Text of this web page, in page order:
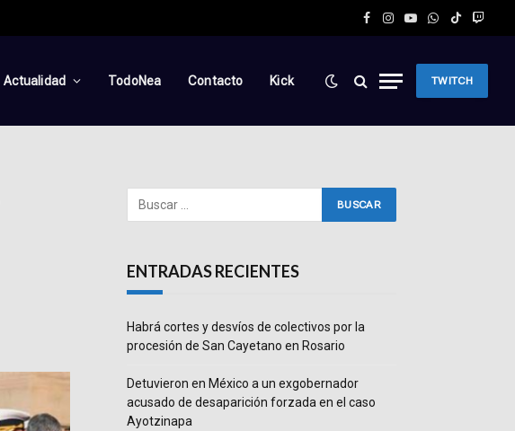
Facebook
Instagram
YouTube
WhatsApp
TikTokTwitch
Actualidad TodoNea Contacto Kick TWITCH
ENTRADAS RECIENTES
Habrá cortes y desvíos de colectivos por la
procesión de San Cayetano en Rosario
Detuvieron en México a un exgobernador
acusado de desaparición forzada en el caso
Ayotzinapa